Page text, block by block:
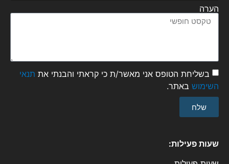
הערה
בשליחת הטופס אני מאשר/ת כי קראתי והבנתי את תנאי
השימוש באתר.
שלח
שעות פעילות: